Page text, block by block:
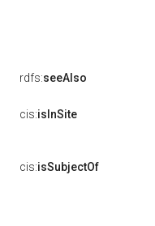
rdfs:seeAlso
cis:isInSite
cis:isSubjectOf